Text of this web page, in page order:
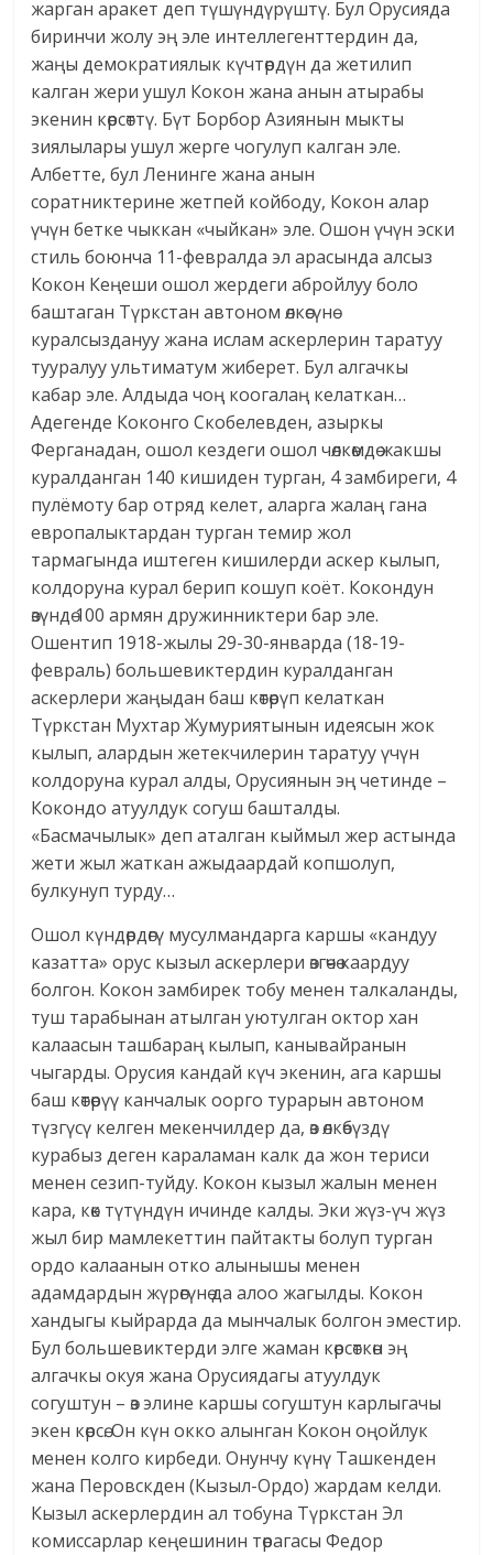
жарган аракет деп түшүндүрүштү. Бул Орусияда
биринчи жолу эң эле интеллегенттердин да,
жаңы демократиялык күчтөрдүн да жетилип
калган жери ушул Кокон жана анын атырабы
экенин көрсөттү. Бүт Борбор Азиянын мыкты
зиялылары ушул жерге чогулуп калган эле.
Албетте, бул Ленинге жана анын
соратниктерине жетпей койбоду, Кокон алар
үчүн бетке чыккан «чыйкан» эле. Ошон үчүн эски
стиль боюнча 11-февралда эл арасында алсыз
Кокон Кеңеши ошол жердеги абройлуу боло
баштаган Түркстан автоном өлкөсүнө
куралсыздануу жана ислам аскерлерин таратуу
тууралуу ультиматум жиберет. Бул алгачкы
кабар эле. Алдыда чоң коогалаң келаткан…
Адегенде Коконго Скобелевден, азыркы
Ферганадан, ошол кездеги ошол чөлкөмдө жакшы
куралданган 140 кишиден турган, 4 замбиреги, 4
пулёмоту бар отряд келет, аларга жалаң гана
европалыктардан турган темир жол
тармагында иштеген кишилерди аскер кылып,
колдоруна курал берип кошуп коёт. Кокондун
өзүндө 100 армян дружинниктери бар эле.
Ошентип 1918-жылы 29-30-январда (18-19-
февраль) большевиктердин куралданган
аскерлери жаңыдан баш көтөрүп келаткан
Түркстан Мухтар Жумуриятынын идеясын жок
кылып, алардын жетекчилерин таратуу үчүн
колдоруна курал алды, Орусиянын эң четинде –
Кокондо атуулдук согуш башталды.
«Басмачылык» деп аталган кыймыл жер астында
жети жыл жаткан ажыдаардай копшолуп,
булкунуп турду…
Ошол күндөрдөгү мусулмандарга каршы «кандуу
казатта» орус кызыл аскерлери өзгөчө каардуу
болгон. Кокон замбирек тобу менен талкаланды,
туш тарабынан атылган уютулган октор хан
калаасын ташбараң кылып, канывайранын
чыгарды. Орусия кандай күч экенин, ага каршы
баш көтөрүү канчалык оорго турарын автоном
түзгүсү келген мекенчилдер да, өз өлкөбүздү
курабыз деген караламан калк да жон териси
менен сезип-туйду. Кокон кызыл жалын менен
кара, көк түтүндүн ичинде калды. Эки жүз-үч жүз
жыл бир мамлекеттин пайтакты болуп турган
ордо калаанын отко алынышы менен
адамдардын жүрөгүнө да алоо жагылды. Кокон
хандыгы кыйрарда да мынчалык болгон эместир.
Бул большевиктерди элге жаман көрсөткөн эң
алгачкы окуя жана Орусиядагы атуулдук
согуштун – өз элине каршы согуштун карлыгачы
экен көрсө. Он күн окко алынган Кокон оңойлук
менен колго кирбеди. Онунчу күнү Ташкенден
жана Перовскден (Кызыл-Ордо) жардам келди.
Кызыл аскерлердин ал тобуна Түркстан Эл
комиссарлар кеңешинин төрагасы Федор